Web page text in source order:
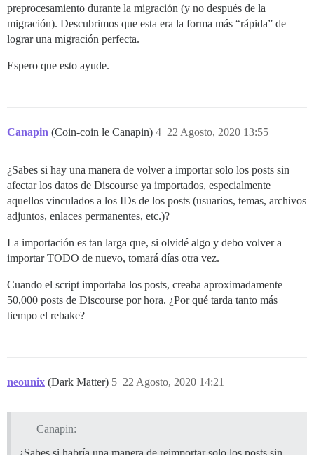
preprocesamiento durante la migración (y no después de la
migración). Descubrimos que esta era la forma más “rápida” de
lograr una migración perfecta.
Espero que esto ayude.
Canapin (Coin-coin le Canapin) 22 Agosto, 2020 13:55
4
¿Sabes si hay una manera de volver a importar solo los posts sin
afectar los datos de Discourse ya importados, especialmente
aquellos vinculados a los IDs de los posts (usuarios, temas, archivos
adjuntos, enlaces permanentes, etc.)?
La importación es tan larga que, si olvidé algo y debo volver a
importar TODO de nuevo, tomará días otra vez.
Cuando el script importaba los posts, creaba aproximadamente
50,000 posts de Discourse por hora. ¿Por qué tarda tanto más
tiempo el rebake?
neounix (Dark Matter) 22 Agosto, 2020 14:21
5
Canapin:
¿Sabes si habría una manera de reimportar solo los posts sin